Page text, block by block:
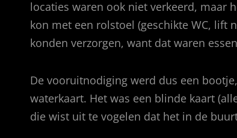
locaties waren ook niet verkeerd, maar
kon met een rolstoel (geschikte WC, lift
konden verzorgen, want dat waren
De vooruitnodiging werd dus een
waterkaart. Het was een blinde kaart
die wist uit te vogelen dat het in de